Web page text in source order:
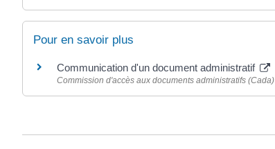
Pour en savoir plus
Communication d'un document administratif
Commission d'accès aux documents administratifs (Cada)